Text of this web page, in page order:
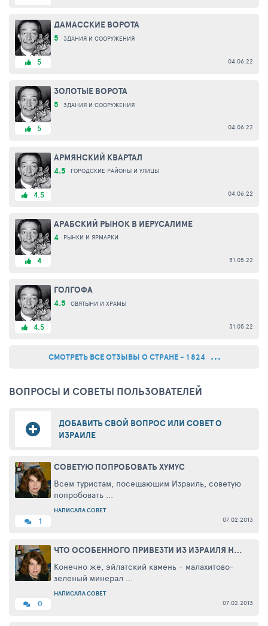
04.06.22
ДАМАССКИЕ ВОРОТА
5 ЗДАНИЯ И СООРУЖЕНИЯ
5
04.06.22
ЗОЛОТЫЕ ВОРОТА
5 ЗДАНИЯ И СООРУЖЕНИЯ
5
04.06.22
АРМЯНСКИЙ КВАРТАЛ
4.5 ГОРОДСКИЕ РАЙОНЫ И УЛИЦЫ
4.5
31.05.22
АРАБСКИЙ РЫНОК В ИЕРУСАЛИМЕ
4 РЫНКИ И ЯРМАРКИ
4
31.05.22
ГОЛГОФА
4.5 СВЯТЫНИ И ХРАМЫ
4.5
СМОТРЕТЬ ВСЕ ОТЗЫВЫ О СТРАНЕ - 1 824
ВОПРОСЫ И СОВЕТЫ ПОЛЬЗОВАТЕЛЕЙ
ДОБАВИТЬ СВОЙ ВОПРОС ИЛИ СОВЕТ О
ИЗРАИЛЕ
07.02.2013
СОВЕТУЮ ПОПРОБОВАТЬ ХУМУС
Всем туристам, посещающим Израиль, советую
попробовать ...
НАПИСАЛА СОВЕТ
1
07.02.2013
ЧТО ОСОБЕННОГО ПРИВЕЗТИ ИЗ ИЗРАИЛЯ НА ПАМЯТЬ?
Конечно же, эйлатский камень - малахитово-
зеленый минерал ...
НАПИСАЛА СОВЕТ
0